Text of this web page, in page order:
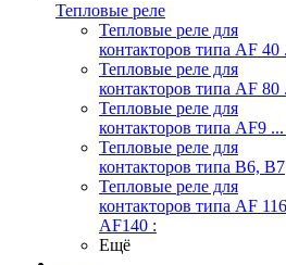
Тепловые реле
Тепловые реле для
контакторов типа AF 40
Тепловые реле для
контакторов типа AF 80
Тепловые реле для
контакторов типа AF9
Тепловые реле для
контакторов типа В6, В7
Тепловые реле для
контакторов типа AF
AF140 :
Ещё